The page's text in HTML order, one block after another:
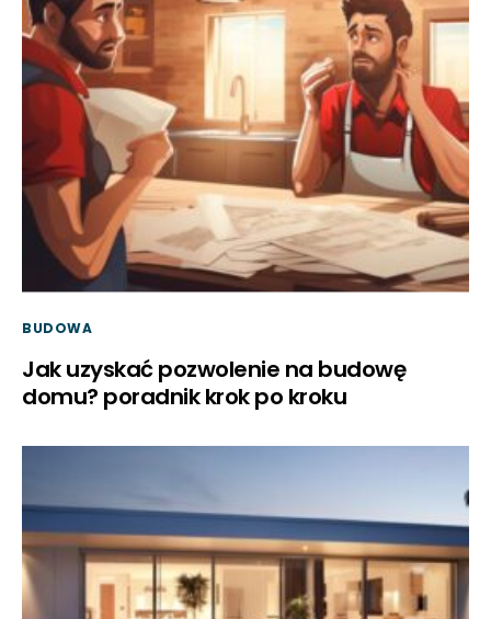
BUDOWA
Jak uzyskać pozwolenie na budowę
domu? poradnik krok po kroku